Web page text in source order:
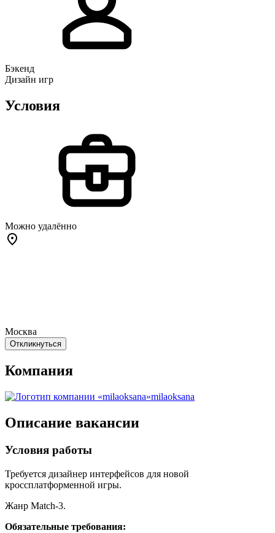
Бэкенд
Дизайн игр
Условия
Можно удалённо
Москва
Откликнуться
Компания
milaoksana
Описание вакансии
Условия работы
Требуется дизайнер интерфейсов для новой
кроссплатформенной игры.
Жанр Match-3.
Обязательные требования: